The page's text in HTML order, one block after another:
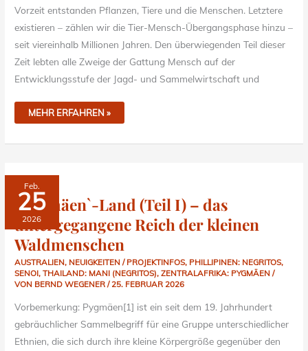
Vorzeit entstanden Pflanzen, Tiere und die Menschen. Letztere
existieren – zählen wir die Tier-Mensch-Übergangsphase hinzu –
seit viereinhalb Millionen Jahren. Den überwiegenden Teil dieser
Zeit lebten alle Zweige der Gattung Mensch auf der
Entwicklungsstufe der Jagd- und Sammelwirtschaft und
MEHR ERFAHREN »
Feb.
25
2026
`Pygmäen`-Land (Teil I) – das
untergegangene Reich der kleinen
Waldmenschen
AUSTRALIEN, NEUIGKEITEN / PROJEKTINFOS, PHILLIPINEN: NEGRITOS,
SENOI,THAILAND: MANI (NEGRITOS),ZENTRALAFRIKA: PYGMÄEN /
VON BERND WEGENER/25. FEBRUAR 2026
Vorbemerkung: Pygmäen[1] ist ein seit dem 19. Jahrhundert
gebräuchlicher Sammelbegriff für eine Gruppe unterschiedlicher
Ethnien, die sich durch ihre kleine Körpergröße gegenüber den
`PYGMÄEN`-
LAND
(TEIL
I)
–
DAS
UNTERGEGANGENE
REICH
DER
KLEINEN
WALDMENSCHEN